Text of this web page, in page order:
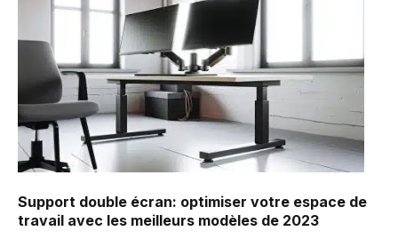
Support double écran: optimiser votre espace de
travail avec les meilleurs modèles de 2023